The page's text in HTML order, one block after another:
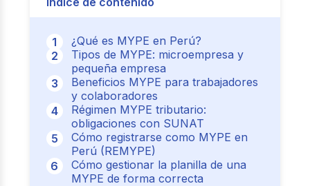
¿Qué es MYPE en Perú?
Tipos de MYPE: microempresa y
pequeña empresa
Beneficios MYPE para trabajadores
y colaboradores
Régimen MYPE tributario:
obligaciones con SUNAT
Cómo registrarse como MYPE en
Perú (REMYPE)
Cómo gestionar la planilla de una
MYPE de forma correcta